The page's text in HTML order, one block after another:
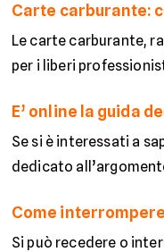
Carte carburante:
Le carte carburante,
per i liberi
E’ online la guida
Se si è interessati a
dedicato
Come
Si può recedere o